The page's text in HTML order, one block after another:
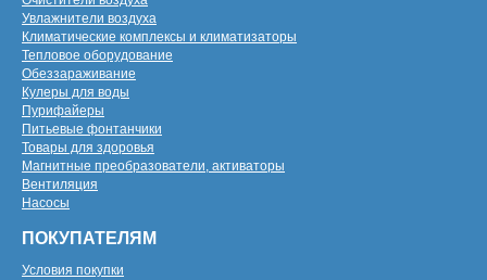
Увлажнители воздуха
Климатические комплексы и климатизаторы
Тепловое оборудование
Обеззараживание
Кулеры для воды
Пурифайеры
Питьевые фонтанчики
Товары для здоровья
Магнитные преобразователи, активаторы
Вентиляция
Насосы
ПОКУПАТЕЛЯМ
Условия покупки